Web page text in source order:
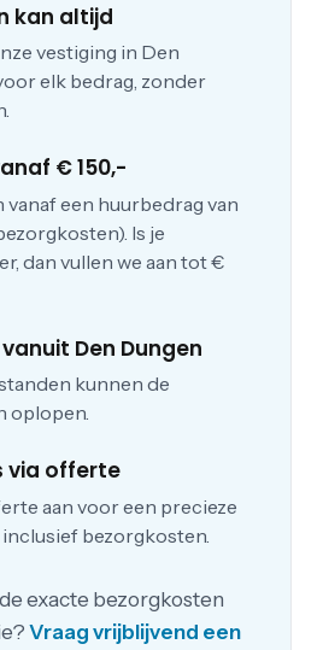
kan altijd
vestiging in Den
elk bedrag, zonder
€ 150,-
vanaf een huurbedrag van
Is je
dan vullen we aan tot €
Den Dungen
kunnen de
oplopen.
via offerte
aan voor een precieze
bezorgkosten.
exacte bezorgkosten
Vraag vrijblijvend een